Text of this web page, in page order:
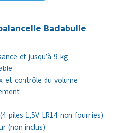
Badabulle
et jusqu’à 9 kg
et contrôle du volume
piles 1,5V LR14 non fournies)
(non inclus)